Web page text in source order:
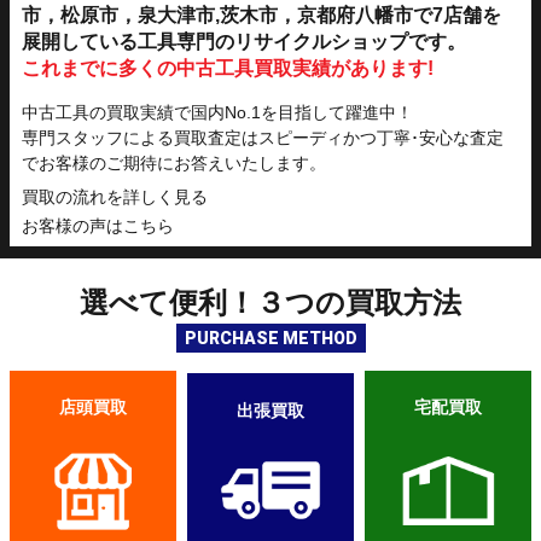
市，松原市，泉大津市,茨木市，京都府八幡市で7店舗を
展開している工具専門のリサイクルショップです。
これまでに多くの中古工具買取実績があります!
中古工具の買取実績で国内No.1を目指して躍進中！
専門スタッフによる買取査定はスピーディかつ丁寧･安心な査定
でお客様のご期待にお答えいたします。
買取の流れを詳しく見る
お客様の声はこちら
選べて便利！ ３つの買取方法
PURCHASE METHOD
店頭買取 出張買取 宅配買取